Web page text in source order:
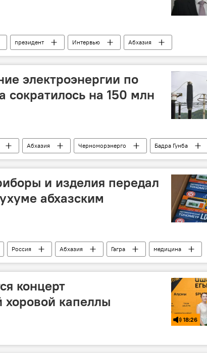
президент Интервью
Абхазия
Экономика
электроэнергии по
сократилось на 150 млн
Абхазия Черноморэнерго Бадра Гунба
и изделия передал
абхазским
Россия Абхазия Гагра медицина
концерт
хоровой капеллы
18:26